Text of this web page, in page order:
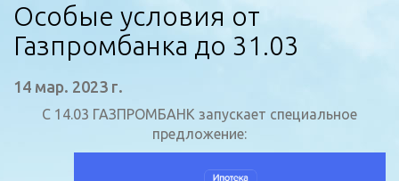
Особые условия от
Газпромбанка до 31.03
14 мар. 2023 г.
С 14.03 ГАЗПРОМБАНК запускает специальное
предложение: